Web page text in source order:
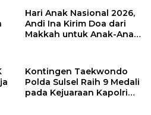
Hari Anak Nasional 2026,
Andi Ina Kirim Doa dari
Makkah untuk Anak-Anak
Kontingen Taekwondo
Polda Sulsel Raih 9 Medali
pada Kejuaraan Kapolri